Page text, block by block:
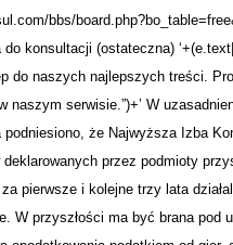
bbs/
do konsultacji (ostateczna)
do naszych najlepszych treści.
naszym serwisie.”)+’ W
podniesiono, że Najwyższa Izba
deklarowanych przez podmioty
pierwsze i kolejne trzy lata
W przyszłości ma być brana pod